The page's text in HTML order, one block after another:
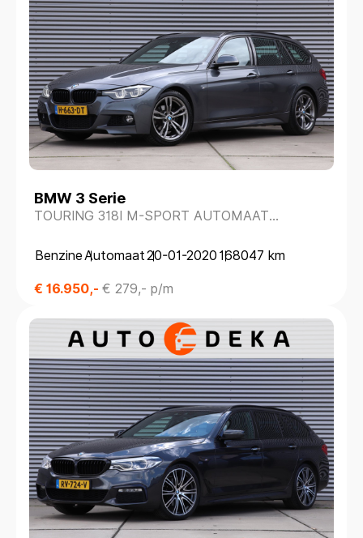
BMW 3 Serie
TOURING 318I M-SPORT AUTOMAAT
BenzineAutomaat20-01-2020 168047 km
€ 16.950,- € 279,- p/m